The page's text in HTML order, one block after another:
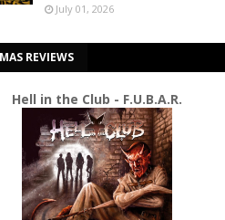
July 01, 2026
REVIEWS
Hell in the Club - F.U.B.A.R.